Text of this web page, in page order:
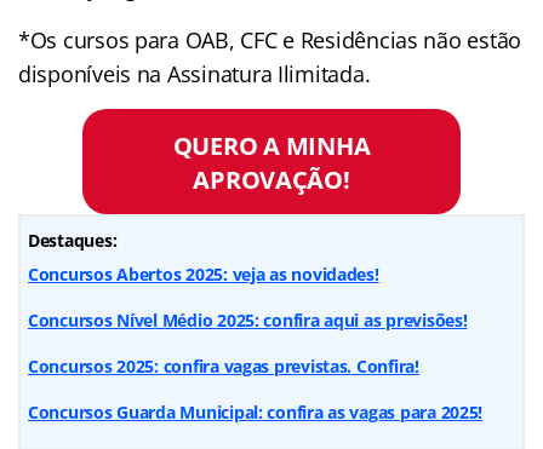
*Os cursos para OAB, CFC e Residências não estão
disponíveis na Assinatura Ilimitada.
QUERO A MINHA
APROVAÇÃO!
Destaques:
Concursos Abertos 2025: veja as novidades!
Concursos Nível Médio 2025: confira aqui as previsões!
Concursos 2025: confira vagas previstas. Confira!
Concursos Guarda Municipal: confira as vagas para 2025!